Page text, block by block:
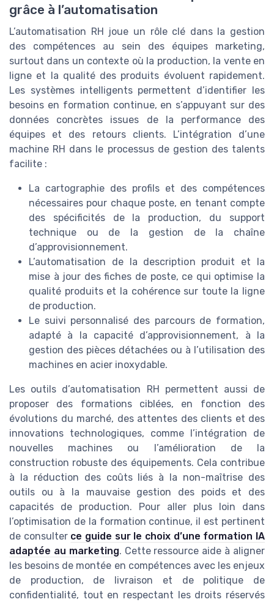
grâce à l’automatisation
L’automatisation RH joue un rôle clé dans la gestion
des compétences au sein des équipes marketing,
surtout dans un contexte où la production, la vente en
ligne et la qualité des produits évoluent rapidement.
Les systèmes intelligents permettent d’identifier les
besoins en formation continue, en s’appuyant sur des
données concrètes issues de la performance des
équipes et des retours clients. L’intégration d’une
machine RH dans le processus de gestion des talents
facilite :
La cartographie des profils et des compétences
nécessaires pour chaque poste, en tenant compte
des spécificités de la production, du support
technique ou de la gestion de la chaîne
d’approvisionnement.
L’automatisation de la description produit et la
mise à jour des fiches de poste, ce qui optimise la
qualité produits et la cohérence sur toute la ligne
de production.
Le suivi personnalisé des parcours de formation,
adapté à la capacité d’approvisionnement, à la
gestion des pièces détachées ou à l’utilisation des
machines en acier inoxydable.
Les outils d’automatisation RH permettent aussi de
proposer des formations ciblées, en fonction des
évolutions du marché, des attentes des clients et des
innovations technologiques, comme l’intégration de
nouvelles machines ou l’amélioration de la
construction robuste des équipements. Cela contribue
à la réduction des coûts liés à la non-maîtrise des
outils ou à la mauvaise gestion des poids et des
capacités de production. Pour aller plus loin dans
l’optimisation de la formation continue, il est pertinent
de consulter ce guide sur le choix d’une formation IA
adaptée au marketing. Cette ressource aide à aligner
les besoins de montée en compétences avec les enjeux
de production, de livraison et de politique de
confidentialité, tout en respectant les droits réservés